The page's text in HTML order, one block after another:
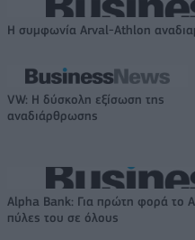
Η συμφωνία Arval-Athlon
VW: Η δύσκολη εξίσωση της
αναδιάρθρωσης
Alpha Bank: Για πρώτη φορά το
πύλες του σε όλους